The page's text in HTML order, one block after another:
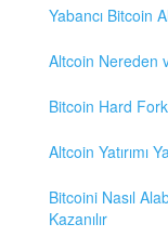
Yabancı Bitcoin
Altcoin Nereden
Bitcoin Hard
Altcoin Yatırımı
Bitcoini Nasıl
Kazanılır